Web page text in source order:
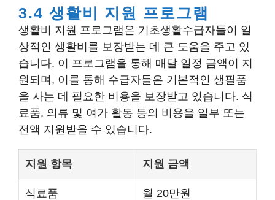
3.4 생활비 지원 프로그램
생활비 지원 프로그램은 기초생활수급자들이 일
상적인 생활비를 보장받는 데 큰 도움을 주고 있
습니다. 이 프로그램을 통해 매달 일정 금액이 지
원되며, 이를 통해 수급자들은 기본적인 생필품
을 사는 데 필요한 비용을 보장받고 있습니다. 식
료품, 의류 및 여가 활동 등의 비용을 일부 또는
전액 지원받을 수 있습니다.
지원 항목 지원 금액
식료품 월 20만원